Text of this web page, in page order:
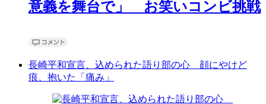
意義を舞台で」 お笑いコンビ挑戦
長崎平和宣言、込められた語り部の心 顔にやけど
痕、抱いた「痛み」